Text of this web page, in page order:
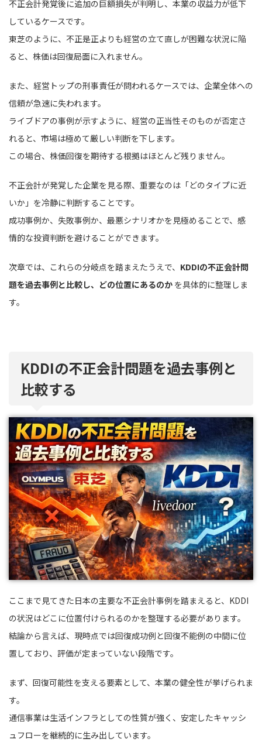
不正会計発覚後に追加の巨額損失が判明し、本業の収益力が低下
しているケースです。
東芝のように、不正是正よりも経営の立て直しが困難な状況に陥
ると、株価は回復局面に入れません。
また、経営トップの刑事責任が問われるケースでは、企業全体への
信頼が急速に失われます。
ライブドアの事例が示すように、経営の正当性そのものが否定さ
れると、市場は極めて厳しい判断を下します。
この場合、株価回復を期待する根拠はほとんど残りません。
不正会計が発覚した企業を見る際、重要なのは「どのタイプに近
いか」を冷静に判断することです。
成功事例か、失敗事例か、最悪シナリオかを見極めることで、感
情的な投資判断を避けることができます。
次章では、これらの分岐点を踏まえたうえで、 KDDIの不正会計問
題を過去事例と比較し、どの位置にあるのか を具体的に整理しま
す。
KDDIの不正会計問題を過去事例と
比較する
ここまで見てきた日本の主要な不正会計事例を踏まえると、KDDI
の状況はどこに位置付けられるのかを整理する必要があります。
結論から言えば、現時点では回復成功例と回復不能例の中間に位
置しており、評価が定まっていない段階です。
まず、回復可能性を支える要素として、本業の健全性が挙げられま
す。
通信事業は生活インフラとしての性質が強く、安定したキャッシ
ュフローを継続的に生み出しています。